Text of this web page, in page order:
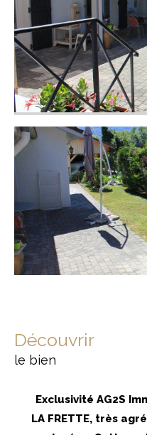
découvrir
le bien
Exclusivité AG2S
LA FRETTE, très